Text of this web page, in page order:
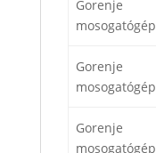
Gorenje
mosogatógép
Gorenje
mosogatógép
Gorenje
mosogatógép